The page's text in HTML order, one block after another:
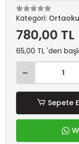
Kategori:
780,00 TL
65,00 TL 'den
Sepete